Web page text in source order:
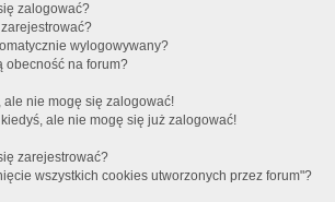
zalogować?
wylogowywany?
obecność na forum?
ale nie mogę się zalogować!
ale nie mogę się już zalogować!
zarejestrować?
wszystkich cookies utworzonych przez forum"?